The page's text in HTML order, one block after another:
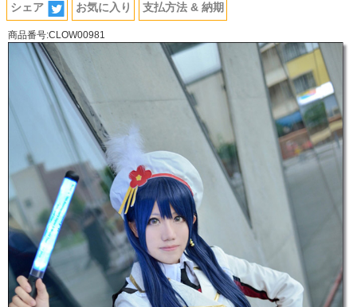
シェア お気に入り 支払方法 & 納期
商品番号:CLOW00981